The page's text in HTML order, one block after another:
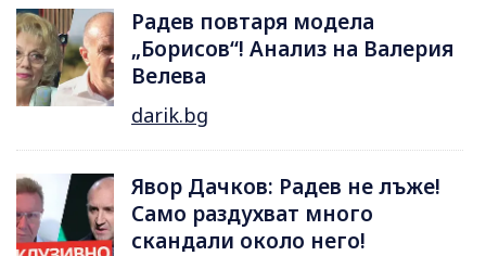
Радев повтаря модела
„Борисов“! Анализ на Валерия
Велева
darik.bg
Явор Дачков: Радев не лъже!
Само раздухват много
скандали около него!